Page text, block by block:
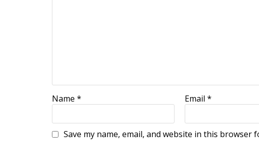
Name * Email*
Save my name, email, and website in this browser